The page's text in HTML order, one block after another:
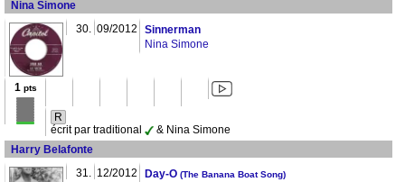
Nina Simone
30. 09/2012
Sinnerman
Nina Simone
1 pts
R
écrit par traditional
& Nina Simone
Harry Belafonte
31. 12/2012 Day-O (The Banana Boat Song)